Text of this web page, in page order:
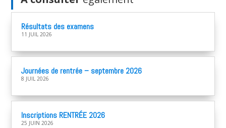
Résultats des examens
11 JUIL 2026
Journées de rentrée – septembre 2026
8 JUIL 2026
Inscriptions RENTRÉE 2026
25 JUIN 2026